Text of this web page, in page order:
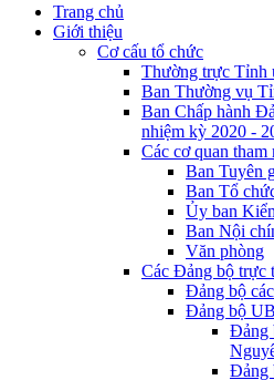
Trang chủ
Giới thiệu
Cơ cấu tổ chức
Thường trực Tỉnh
Ban Thường vụ
Ban Chấp hành
nhiệm kỳ 2020 -
Các cơ quan
Ban Tuyên
Ban Tổ
Ủy ban
Ban Nội
Văn phòng
Các Đảng bộ trực
Đảng bộ
Đảng bộ
Đảng
Đảng